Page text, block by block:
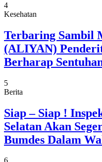
4
Kesehatan
Terbaring Sambil
(ALIYAN)
Berharap
5
Berita
Siap – Siap !
Selatan Akan
Bumdes Dalam